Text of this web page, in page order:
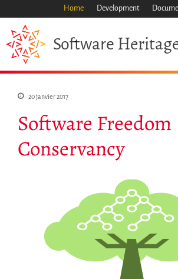
Mission
Patrimoine
Approche
Sauvez ce
Code de
Pourquoi le
Comment
Code
Home Development
Software
20 janvier 2017
Software Freedom
Conservancy